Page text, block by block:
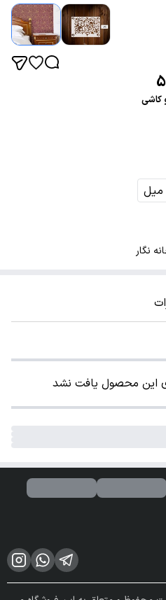
کاشی
نگار
این محصول یافت نشد